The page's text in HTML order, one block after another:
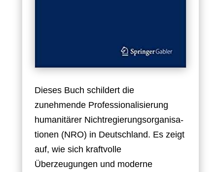
Dieses Buch schildert die
zunehmende Professionalisierung
humanitärer Nichtregierungsorganisa-
tionen (NRO) in Deutschland. Es zeigt
auf, wie sich kraftvolle
Überzeugungen und moderne